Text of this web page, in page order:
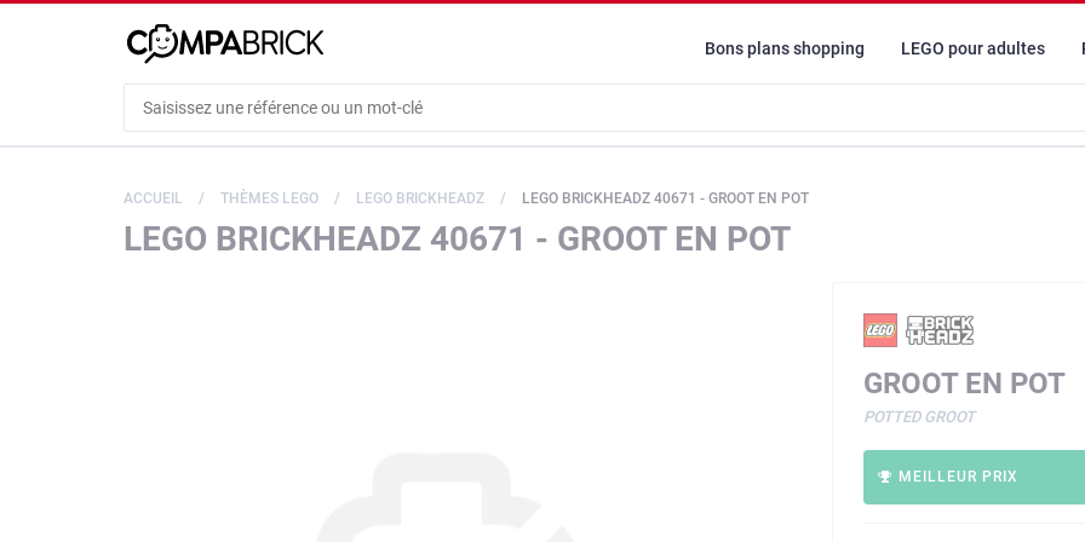
Bons plans shopping LEGO pour adultes
ACCUEIL THÈMES LEGO LEGO BRICKHEADZ LEGO BRICKHEADZ 40671 - GROOT EN POT
LEGO BRICKHEADZ 40671 - GROOT EN POT
GROOT EN POT
POTTED GROOT
MEILLEUR PRIX